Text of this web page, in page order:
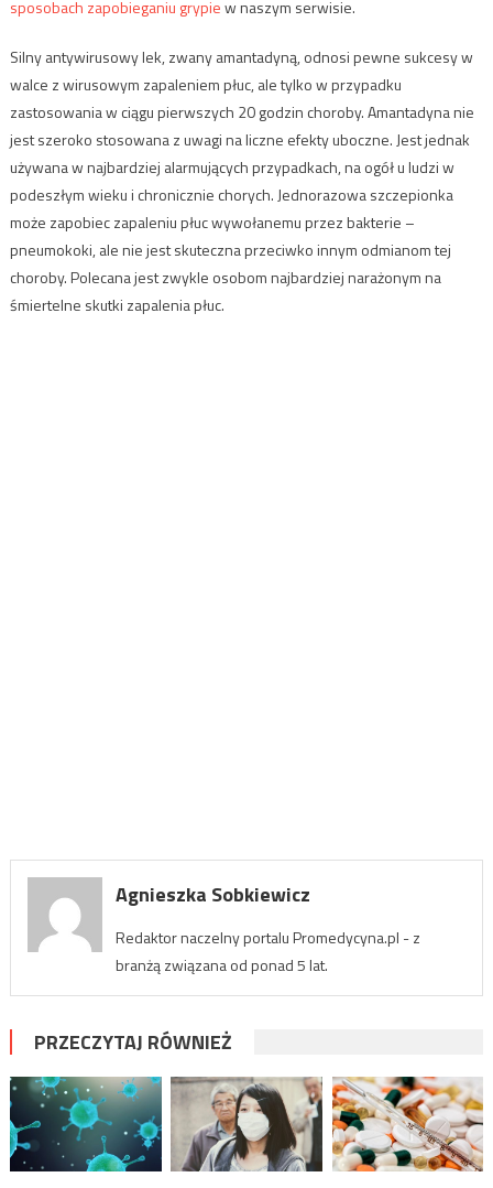
sposobach zapobieganiu grypiew naszym serwisie.
Silny antywirusowy lek, zwany amantadyną, odnosi pewne sukcesy w
walce z wirusowym zapaleniem płuc, ale tylko w przypadku
zastosowania w ciągu pierwszych 20 godzin choroby. Amantadyna nie
jest szeroko stosowana z uwagi na liczne efekty uboczne. Jest jednak
używana w najbardziej alarmujących przypadkach, na ogół u ludzi w
podeszłym wieku i chronicznie chorych. Jednorazowa szczepionka
może zapobiec zapaleniu płuc wywołanemu przez bakterie –
pneumokoki, ale nie jest skuteczna przeciwko innym odmianom tej
choroby. Polecana jest zwykle osobom najbardziej narażonym na
śmiertelne skutki zapalenia płuc.
Agnieszka Sobkiewicz
Redaktor naczelny portalu Promedycyna.pl - z
branżą związana od ponad 5 lat.
PRZECZYTAJ RÓWNIEŻ